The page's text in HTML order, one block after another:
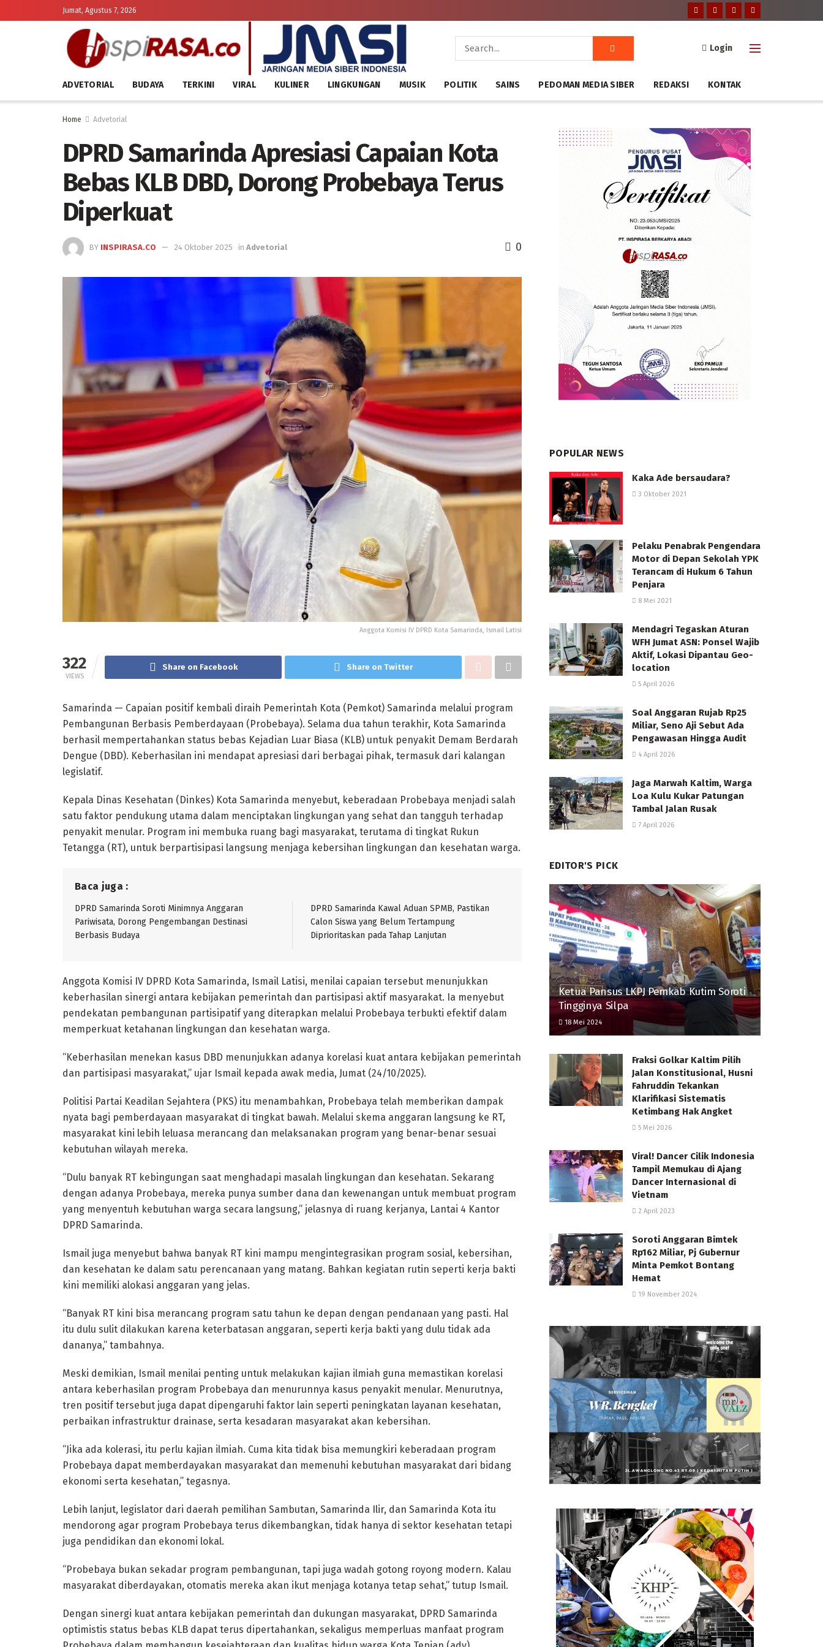
Jumat, Agustus 7, 2026
Login
ADVETORIAL BUDAYA TERKINI VIRAL KULINER LINGKUNGAN MUSIK POLITIK SAINS PEDOMAN MEDIA SIBER REDAKSI KONTAK
Home Advetorial
DPRD Samarinda Apresiasi Capaian Kota
Bebas KLB DBD, Dorong Probebaya Terus
Diperkuat
BY INSPIRASA.CO 24 Oktober 2025 in Advetorial 0
Anggota Komisi IV DPRD Kota Samarinda, Ismail Latisi
322
VIEWS
Share on Facebook Share on Twitter
Samarinda — Capaian positif kembali diraih Pemerintah Kota (Pemkot) Samarinda melalui program
Pembangunan Berbasis Pemberdayaan (Probebaya). Selama dua tahun terakhir, Kota Samarinda
berhasil mempertahankan status bebas Kejadian Luar Biasa (KLB) untuk penyakit Demam Berdarah
Dengue (DBD). Keberhasilan ini mendapat apresiasi dari berbagai pihak, termasuk dari kalangan
legislatif.
Kepala Dinas Kesehatan (Dinkes) Kota Samarinda menyebut, keberadaan Probebaya menjadi salah
satu faktor pendukung utama dalam menciptakan lingkungan yang sehat dan tangguh terhadap
penyakit menular. Program ini membuka ruang bagi masyarakat, terutama di tingkat Rukun
Tetangga (RT), untuk berpartisipasi langsung menjaga kebersihan lingkungan dan kesehatan warga.
Baca juga :
DPRD Samarinda Soroti Minimnya Anggaran
Pariwisata, Dorong Pengembangan Destinasi
Berbasis Budaya
DPRD Samarinda Kawal Aduan SPMB, Pastikan
Calon Siswa yang Belum Tertampung
Diprioritaskan pada Tahap Lanjutan
Anggota Komisi IV DPRD Kota Samarinda, Ismail Latisi, menilai capaian tersebut menunjukkan
keberhasilan sinergi antara kebijakan pemerintah dan partisipasi aktif masyarakat. Ia menyebut
pendekatan pembangunan partisipatif yang diterapkan melalui Probebaya terbukti efektif dalam
memperkuat ketahanan lingkungan dan kesehatan warga.
“Keberhasilan menekan kasus DBD menunjukkan adanya korelasi kuat antara kebijakan pemerintah
dan partisipasi masyarakat,” ujar Ismail kepada awak media, Jumat (24/10/2025).
Politisi Partai Keadilan Sejahtera (PKS) itu menambahkan, Probebaya telah memberikan dampak
nyata bagi pemberdayaan masyarakat di tingkat bawah. Melalui skema anggaran langsung ke RT,
masyarakat kini lebih leluasa merancang dan melaksanakan program yang benar-benar sesuai
kebutuhan wilayah mereka.
“Dulu banyak RT kebingungan saat menghadapi masalah lingkungan dan kesehatan. Sekarang
dengan adanya Probebaya, mereka punya sumber dana dan kewenangan untuk membuat program
yang menyentuh kebutuhan warga secara langsung,” jelasnya di ruang kerjanya, Lantai 4 Kantor
DPRD Samarinda.
Ismail juga menyebut bahwa banyak RT kini mampu mengintegrasikan program sosial, kebersihan,
dan kesehatan ke dalam satu perencanaan yang matang. Bahkan kegiatan rutin seperti kerja bakti
kini memiliki alokasi anggaran yang jelas.
“Banyak RT kini bisa merancang program satu tahun ke depan dengan pendanaan yang pasti. Hal
itu dulu sulit dilakukan karena keterbatasan anggaran, seperti kerja bakti yang dulu tidak ada
dananya,” tambahnya.
Meski demikian, Ismail menilai penting untuk melakukan kajian ilmiah guna memastikan korelasi
antara keberhasilan program Probebaya dan menurunnya kasus penyakit menular. Menurutnya,
tren positif tersebut juga dapat dipengaruhi faktor lain seperti peningkatan layanan kesehatan,
perbaikan infrastruktur drainase, serta kesadaran masyarakat akan kebersihan.
“Jika ada kolerasi, itu perlu kajian ilmiah. Cuma kita tidak bisa memungkiri keberadaan program
Probebaya dapat memberdayakan masyarakat dan memenuhi kebutuhan masyarakat dari bidang
ekonomi serta kesehatan,” tegasnya.
Lebih lanjut, legislator dari daerah pemilihan Sambutan, Samarinda Ilir, dan Samarinda Kota itu
mendorong agar program Probebaya terus dikembangkan, tidak hanya di sektor kesehatan tetapi
juga pendidikan dan ekonomi lokal.
“Probebaya bukan sekadar program pembangunan, tapi juga wadah gotong royong modern. Kalau
masyarakat diberdayakan, otomatis mereka akan ikut menjaga kotanya tetap sehat,” tutup Ismail.
Dengan sinergi kuat antara kebijakan pemerintah dan dukungan masyarakat, DPRD Samarinda
optimistis status bebas KLB dapat terus dipertahankan, sekaligus memperluas manfaat program
POPULAR NEWS
Kaka Ade bersaudara?
3 Oktober 2021
Pelaku Penabrak Pengendara
Motor di Depan Sekolah YPK
Terancam di Hukum 6 Tahun
Penjara
8 Mei 2021
Mendagri Tegaskan Aturan
WFH Jumat ASN: Ponsel Wajib
Aktif, Lokasi Dipantau Geo-
location
5 April 2026
Soal Anggaran Rujab Rp25
Miliar, Seno Aji Sebut Ada
Pengawasan Hingga Audit
4 April 2026
Jaga Marwah Kaltim, Warga
Loa Kulu Kukar Patungan
Tambal Jalan Rusak
7 April 2026
EDITOR'S PICK
Ketua Pansus LKPJ Pemkab Kutim Soroti
Tingginya Silpa
18 Mei 2024
Fraksi Golkar Kaltim Pilih
Jalan Konstitusional, Husni
Fahruddin Tekankan
Klarifikasi Sistematis
Ketimbang Hak Angket
5 Mei 2026
Viral! Dancer Cilik Indonesia
Tampil Memukau di Ajang
Dancer Internasional di
Vietnam
2 April 2023
Soroti Anggaran Bimtek
Rp162 Miliar, Pj Gubernur
Minta Pemkot Bontang
Hemat
19 November 2024